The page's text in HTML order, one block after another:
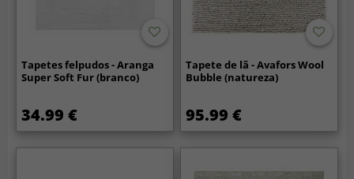
Tapetes felpudos - Aranga
Super Soft Fur (branco)
34.99 €
Tapete de lã - Avafors Wool
Bubble (natureza)
95.99 €